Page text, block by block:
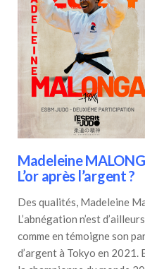
Madeleine
L’or après l’argent ?
Des qualités, Madeleine
L’abnégation n’est
comme en témoigne son
d’argent à Tokyo en 2021.